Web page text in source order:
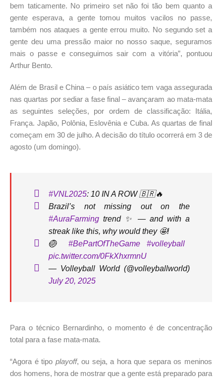
bem taticamente. No primeiro set não foi tão bem quanto a
gente esperava, a gente tomou muitos vacilos no passe,
também nos ataques a gente errou muito. No segundo set a
gente deu uma pressão maior no nosso saque, seguramos
mais o passe e conseguimos sair com a vitória”, pontuou
Arthur Bento.
Além de Brasil e China – o país asiático tem vaga assegurada
nas quartas por sediar a fase final – avançaram ao mata-mata
as seguintes seleções, por ordem de classificação: Itália,
França. Japão, Polônia, Eslovênia e Cuba. As quartas de final
começam em 30 de julho. A decisão do título ocorrerá em 3 de
agosto (um domingo).
#VNL2025: 10 IN A ROW 🇧🇷🔥
Brazil’s not missing out on the
#AuraFarming trend ✨ — and with a
streak like this, why would they 🤩!
🏐 #BePartOfTheGame
#volleyball
pic.twitter.com/0FkXhxrmnU
— Volleyball World (@volleyballworld)
July 20, 2025
Para o técnico Bernardinho, o momento é de concentração
total para a fase mata-mata.
“Agora é tipo playoff, ou seja, a hora que separa os meninos
dos homens, hora de mostrar que a gente está preparado para